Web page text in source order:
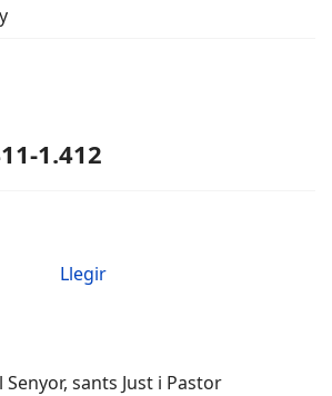
1.412
Llegir
sants Just i Pastor